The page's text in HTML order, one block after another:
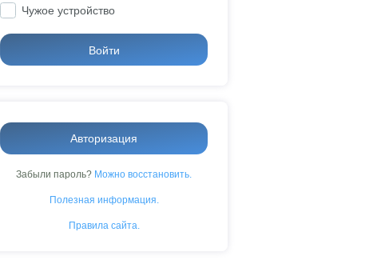
Чужое устройство
Войти
Авторизация
Забыли пароль? Можно восстановить.
Полезная информация.
Правила сайта.